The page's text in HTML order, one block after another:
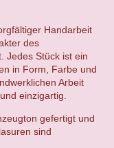
Handarbeit
des
Jedes Stück ist ein
in Form, Farbe und
Arbeit
einzigartig.
gefertigt und
sind